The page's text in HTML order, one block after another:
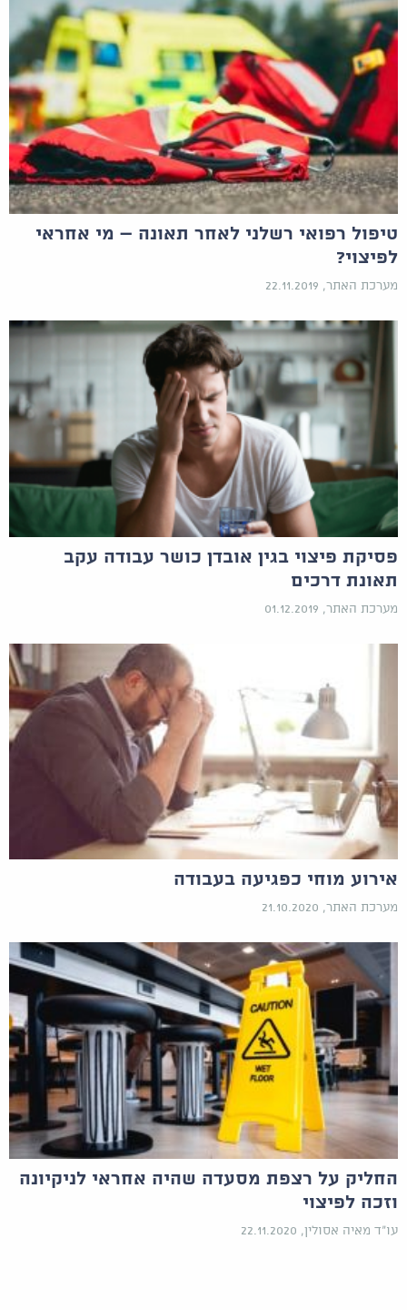
טיפול רפואי רשלני לאחר תאונה – מי אחראי
לפיצוי?
מערכת האתר, 22.11.2019
פסיקת פיצוי בגין אובדן כושר עבודה עקב
תאונת דרכים
מערכת האתר, 01.12.2019
אירוע מוחי כפגיעה בעבודה
מערכת האתר, 21.10.2020
החליק על רצפת מסעדה שהיה אחראי לניקיונה
וזכה לפיצוי
עו"ד מאיה אסולין, 22.11.2020